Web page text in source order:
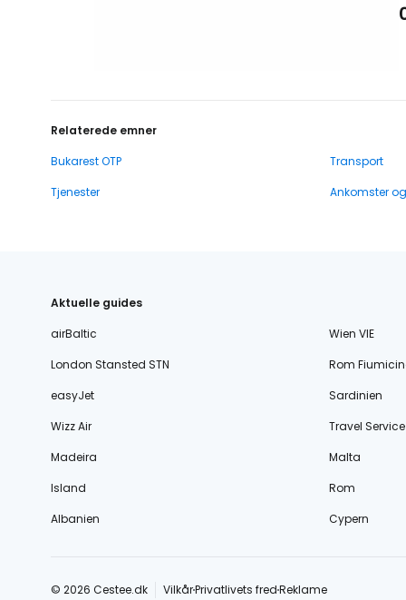
Relaterede emner
Bukarest OTP
Transport
Tjenester
Ankomster
Aktuelle guides
airBaltic
Wien VIE
London Stansted STN
Rom
easyJet
Sardinien
Wizz Air
Travel Service
Madeira
Malta
Island
Rom
Albanien
Cypern
© 2026 Cestee.dk VilkårPrivatlivets fredReklame